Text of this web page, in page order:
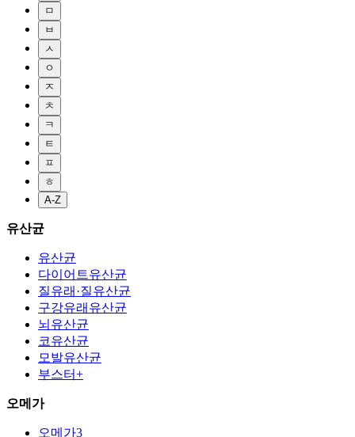
ㅁ
ㅂ
ㅅ
ㅇ
ㅈ
ㅊ
ㅋ
ㅌ
ㅍ
ㅎ
A-Z
유산균
유산균
다이어트유산균
질유래·질유산균
구강유래유산균
뇌유산균
코유산균
모발유산균
부스터+
오메가
오메가3